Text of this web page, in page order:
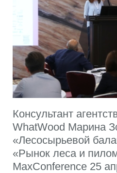
Консультант
WhatWood Марина
«Лесосырьевой
«Рынок леса и
MaxConference 25